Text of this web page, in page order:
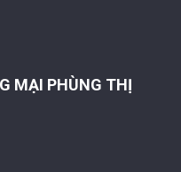
MẠI PHÙNG THỊ